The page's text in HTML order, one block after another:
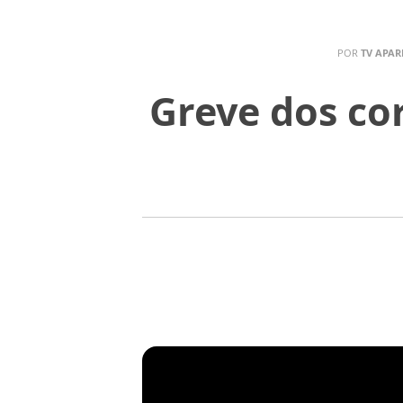
POR TV
Greve dos